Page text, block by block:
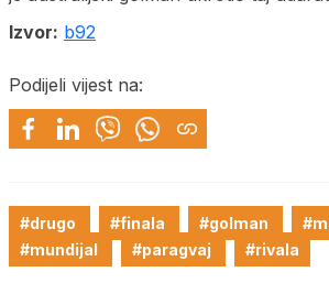
Izvor: b92
Podijeli vijest na:
#drugo #finala #golman
#mundijal
#paragvaj #rivala